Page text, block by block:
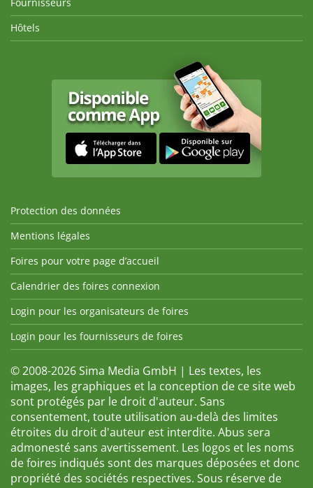
Fournisseurs
Hôtels
Protection des données
Mentions légales
Foires pour votre page d’accueil
Calendrier des foires connexion
Login pour les organisateurs de foires
Login pour les fournisseurs de foires
© 2008-2026 Sima Media GmbH | Les textes, les
images, les graphiques et la conception de ce site web
sont protégés par le droit d'auteur. Sans
consentement, toute utilisation au-delà des limites
étroites du droit d'auteur est interdite. Abus sera
admonesté sans avertissement. Les logos et les noms
de foires indiqués sont des marques déposées et donc
propriété des sociétés respectives. Sous réserve de